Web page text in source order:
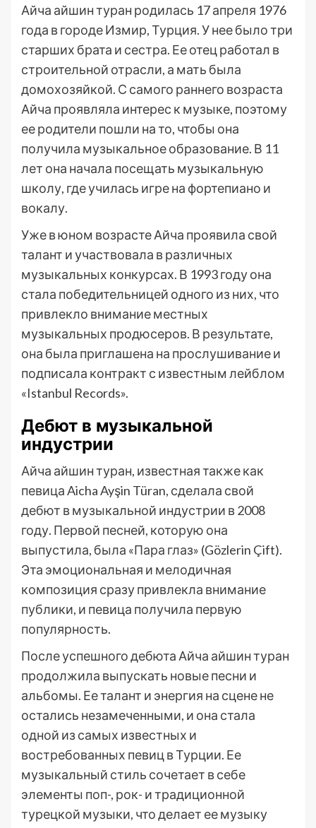
Айча айшин туран родилась 17 апреля 1976
года в городе Измир, Турция. У нее было три
старших брата и сестра. Ее отец работал в
строительной отрасли, а мать была
домохозяйкой. С самого раннего возраста
Айча проявляла интерес к музыке, поэтому
ее родители пошли на то, чтобы она
получила музыкальное образование. В 11
лет она начала посещать музыкальную
школу, где училась игре на фортепиано и
вокалу.
Уже в юном возрасте Айча проявила свой
талант и участвовала в различных
музыкальных конкурсах. В 1993 году она
стала победительницей одного из них, что
привлекло внимание местных
музыкальных продюсеров. В результате,
она была приглашена на прослушивание и
подписала контракт с известным лейблом
«Istanbul Records».
Дебют в музыкальной
индустрии
Айча айшин туран, известная также как
певица Aicha Ayşin Türan, сделала свой
дебют в музыкальной индустрии в 2008
году. Первой песней, которую она
выпустила, была «Пара глаз» (Gözlerin Çift).
Эта эмоциональная и мелодичная
композиция сразу привлекла внимание
публики, и певица получила первую
популярность.
После успешного дебюта Айча айшин туран
продолжила выпускать новые песни и
альбомы. Ее талант и энергия на сцене не
остались незамеченными, и она стала
одной из самых известных и
востребованных певиц в Турции. Ее
музыкальный стиль сочетает в себе
элементы поп-, рок- и традиционной
турецкой музыки, что делает ее музыку